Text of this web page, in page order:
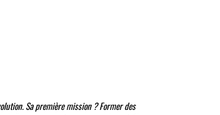
Sa première mission ? Former des